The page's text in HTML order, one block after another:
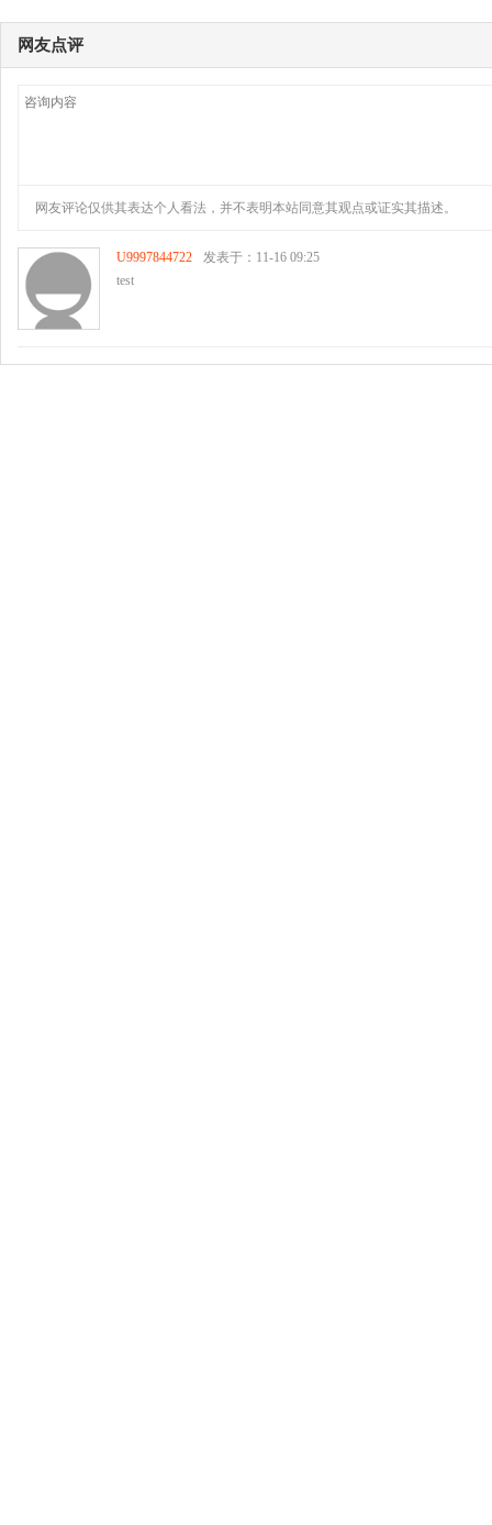
网友点评
网友评论仅供其表达个人看法，并不表明本站同意其观点或证实其描述。
U9997844722
发表于：11-16 09:25
test